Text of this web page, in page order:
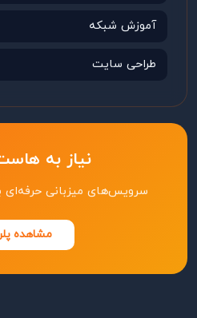
آموزش شبکه
طراحی سایت
نیاز به
سرویس‌های میزبانی حرفه‌ای با
مشاهده